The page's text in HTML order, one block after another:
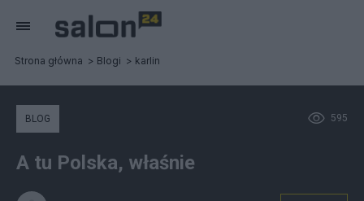
Strona główna Blogi karlin
595
BLOG
A tu Polska, właśnie